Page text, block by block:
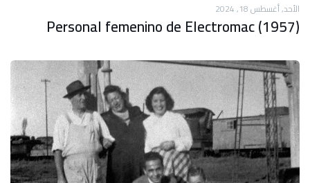
الأحد, أغسطس 18, 2024
Personal femenino de Electromac (1957)